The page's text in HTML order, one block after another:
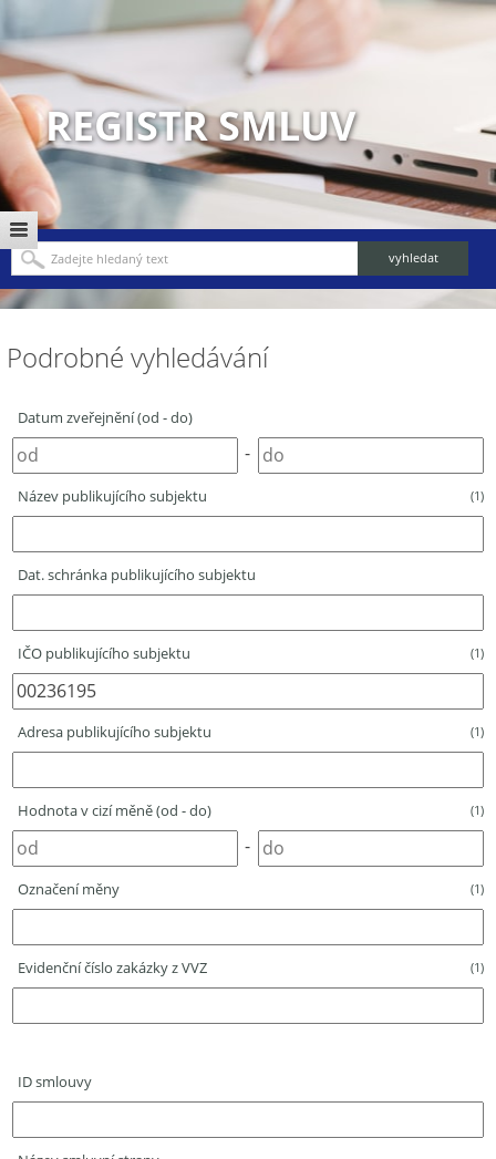
REGISTR SMLUV
Podrobné vyhledávání
Datum zveřejnění (od - do)
-
Název publikujícího subjektu (1)
Dat. schránka publikujícího subjektu
IČO publikujícího subjektu (1)
Adresa publikujícího subjektu (1)
Hodnota v cizí měně (od - do) (1)
-
Označení měny (1)
Evidenční číslo zakázky z VVZ (1)
ID smlouvy